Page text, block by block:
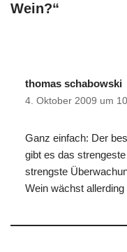
Wein?“
thomas schabowski
4. Oktober 2009 um
Ganz einfach: Der
gibt es das
strengste
Wein wächst